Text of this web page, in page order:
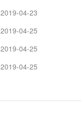
2019-04-23
2019-04-25
2019-04-25
2019-04-25